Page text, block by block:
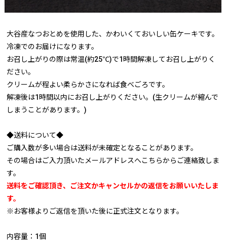
大谷産なつおとめを使用した、かわいくておいしい缶ケーキです。
冷凍でのお届けになります。
お召し上がりの際は常温(約25℃)で1時間解凍してお召し上がりく
ださい。
クリームが程よい柔らかさになれば食べごろです。
解凍後は1時間以内にお召し上がりください。(生クリームが縮んで
しまうことがあります。)
◆送料について◆
ご購入数が多い場合は送料が未確定となることがあります。
その場合はご入力頂いたメールアドレスへこちらからご連絡致しま
す。
送料をご確認頂き、ご注文かキャンセルかの返信をお願いいたしま
す。
※お客様よりご返信を頂いた後に正式注文となります。
内容量：1個